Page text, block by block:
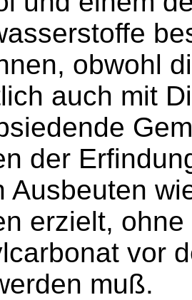
obwohl
auch mit
der
Ausbeuten
erzielt,
vor
muß.